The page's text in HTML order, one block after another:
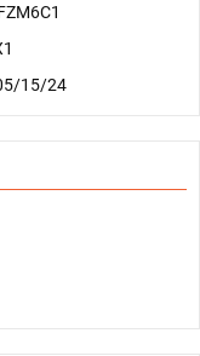
15/24